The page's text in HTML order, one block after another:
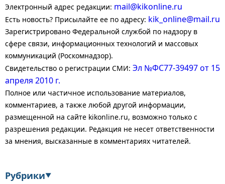
Электронный адрес редакции: mail@kikonline.ru
Есть новость? Присылайте ее по адресу: kik_online@mail.ru
Зарегистрировано Федеральной службой по надзору в
сфере связи, информационных технологий и массовых
коммуникаций (Роскомнадзор).
Свидетельство о регистрации СМИ: Эл №ФС77-39497 от 15
апреля 2010 г.
Полное или частичное использование материалов,
комментариев, а также любой другой информации,
размещенной на сайте kikonline.ru, возможно только с
разрешения редакции. Редакция не несет ответственности
за мнения, высказанные в комментариях читателей.
Рубрики▼